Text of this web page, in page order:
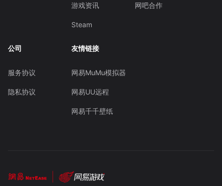
游戏资讯
Steam
网吧合作
公司
服务协议
隐私协议
友情链接
网易MuMu模拟器
网易UU远程
网易千千壁纸